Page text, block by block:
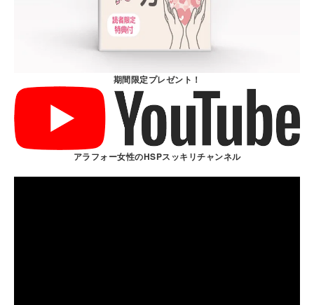
期間限定プレゼント！
アラフォー女性のHSPスッキリチャンネル